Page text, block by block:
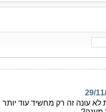
29/
לא עונה זה רק מחשיד עוד יותר